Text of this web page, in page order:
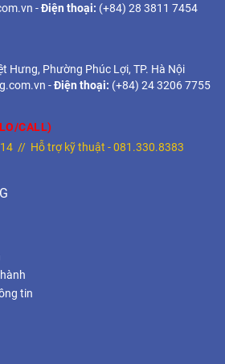
-Điện thoại: (+84) 28 3811 7454
Hưng, Phường Phúc Lợi, TP. Hà Nội
-Điện thoại: (+84) 24 3206 7755
CALL)
// Hỗ trợ kỹ thuật -081.330.8383
tin